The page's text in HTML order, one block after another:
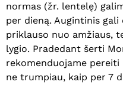
normas (žr. lentelę)
per dieną. Augintinis
priklauso nuo amžiaus,
lygio. Pradedant šerti
rekomenduojame
ne trumpiau, kaip per 7